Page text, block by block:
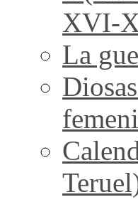
XVI-
La